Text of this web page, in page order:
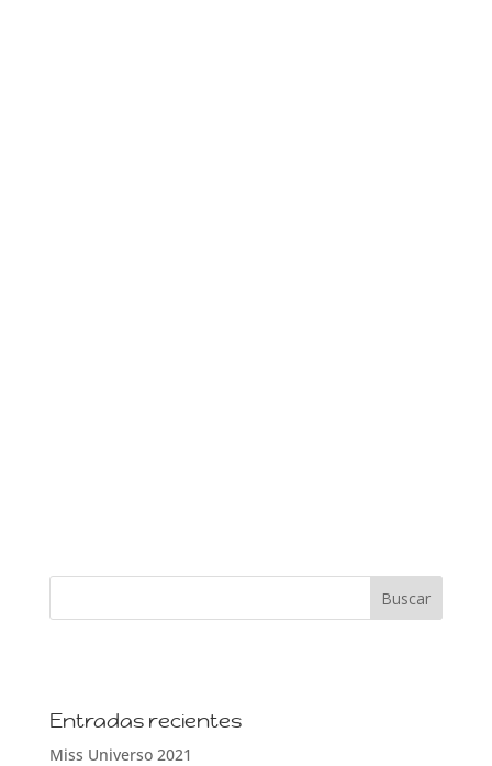
Entradas recientes
Miss Universo 2021